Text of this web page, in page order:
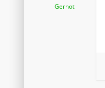
Gernot